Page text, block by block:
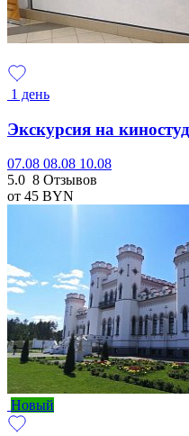
1 день
Экскурсия на
07.08 08.08 10.08
5.0 8 Отзывов
от 45 BYN
Новый